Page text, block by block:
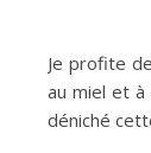
Je profite
au miel et à
déniché